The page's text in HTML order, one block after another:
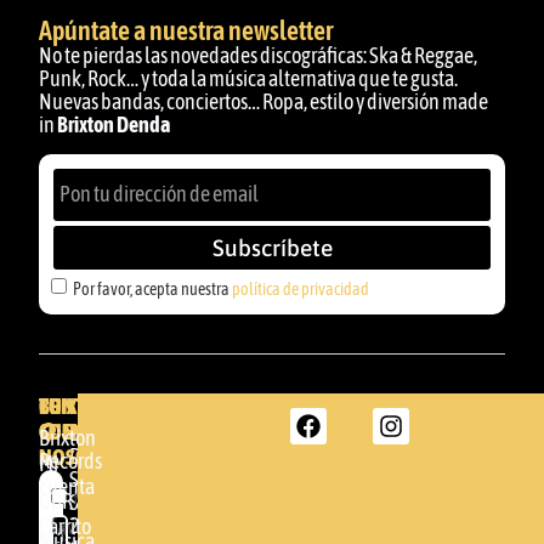
Apúntate a nuestra newsletter
No te pierdas las novedades discográficas: Ska & Reggae,
Punk, Rock… y toda la música alternativa que te gusta.
Nuevas bandas, conciertos… Ropa, estilo y diversión made
in Brixton Denda
Por favor, acepta nuestra política de privacidad
Subscríbete
BRIXTON
DENDA -
SHOP
Somera
24
BRIXTON
Brixton
Records
GBR
TU
CUENTA
Mi
cuenta
Carrito
CONTACTA
CON
NOSOTROS
Por
favor,